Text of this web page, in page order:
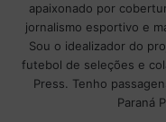
apaixonado por
jornalismo esportivo e
Sou o idealizador do
futebol de seleções e
Press. Tenho
Paraná